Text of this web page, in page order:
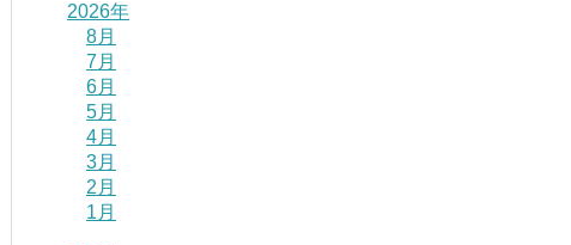
2026年
8月
7月
6月
5月
4月
3月
2月
1月